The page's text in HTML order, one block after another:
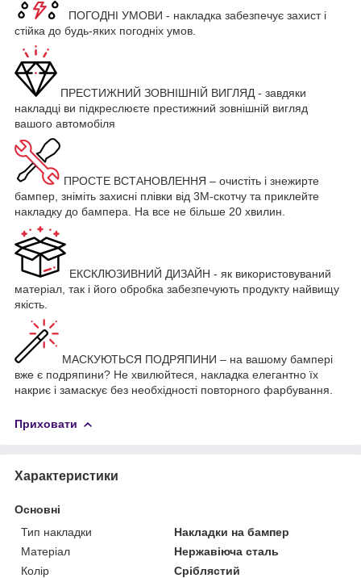
ПОГОДНІ УМОВИ - накладка забезпечує захист і
стійка до будь-яких погодніх умов.
ПРЕСТИЖНИЙ ЗОВНІШНІЙ ВИГЛЯД - завдяки
накладці ви підкреслюєте престижний зовнішній вигляд
вашого автомобіля
ПРОСТЕ ВСТАНОВЛЕННЯ – очистіть і знежирте
бампер, зніміть захисні плівки від 3М-скотчу та приклейте
накладку до бампера. На все не більше 20 хвилин.
ЕКСКЛЮЗИВНИЙ ДИЗАЙН - як використовуваний
матеріал, так і його обробка забезпечують продукту найвищу
якість.
МАСКУЮТЬСЯ ПОДРЯПИНИ – на вашому бампері
вже є подряпини? Не хвилюйтеся, накладка елегантно їх
накриє і замаскує без необхідності повторного фарбування.
Приховати
Характеристики
Основні
Тип накладки
Накладки на бампер
Матеріал
Нержавіюча сталь
Колір
Сріблястий